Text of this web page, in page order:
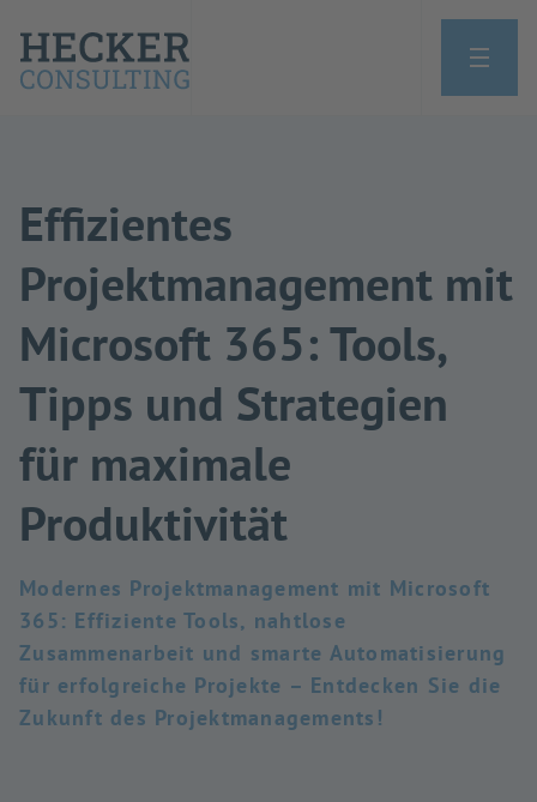
Effizientes
Projektmanagement mit
Microsoft 365: Tools,
Tipps und Strategien
für maximale
Produktivität
Modernes Projektmanagement mit Microsoft
365: Effiziente Tools, nahtlose
Zusammenarbeit und smarte Automatisierung
für erfolgreiche Projekte – Entdecken Sie die
Zukunft des Projektmanagements!